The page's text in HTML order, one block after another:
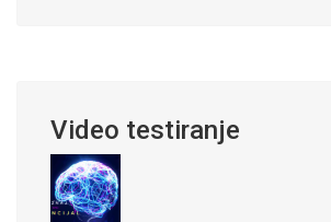
Video testiranje